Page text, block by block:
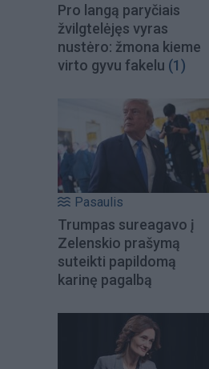
Pro langą paryčiais
žvilgtelėjęs vyras
nustėro: žmona kieme
virto gyvu fakelu (1)
Pasaulis
Trumpas sureagavo į
Zelenskio prašymą
suteikti papildomą
karinę pagalbą